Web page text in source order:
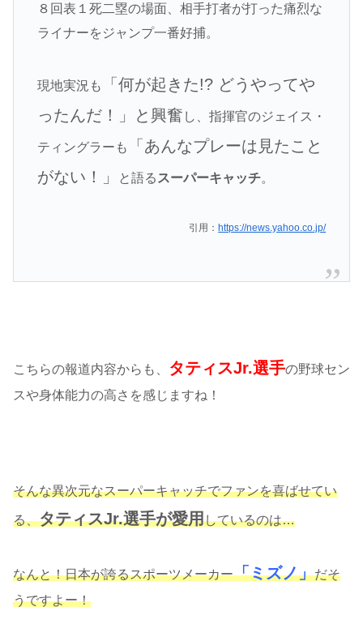
８回表１死二塁の場面、相手打者が打った痛烈な
ライナーをジャンプ一番好捕。
現地実況も
「何が起きた!? どうやってや
ったんだ！」と興奮 し、指揮官のジェイス・
ティングラーも
「あんなプレーは見たこと
がない！」
と語る スーパーキャッチ。
引用： https://news.yahoo.co.jp/
こちらの報道内容からも、 タティスJr.選手の野球セン
スや身体能力の高さを感じますね！
そんな異次元なスーパーキャッチでファンを喜ばせてい
る、タティスJr.選手が愛用しているのは…
なんと！日本が誇るスポーツメーカー「ミズノ」だそ
うですよー！